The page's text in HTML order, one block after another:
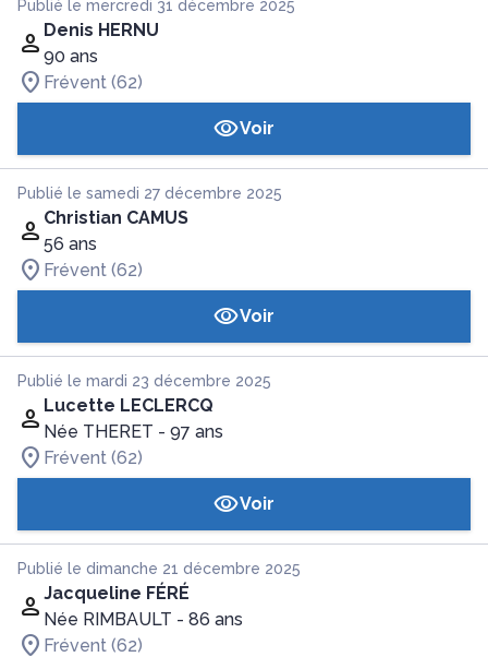
Publié le mercredi 31 décembre 2025
Denis HERNU
90 ans
Frévent (62)
Voir
Publié le samedi 27 décembre 2025
Christian CAMUS
56 ans
Frévent (62)
Voir
Publié le mardi 23 décembre 2025
Lucette LECLERCQ
Née THERET - 97 ans
Frévent (62)
Voir
Publié le dimanche 21 décembre 2025
Jacqueline FÉRÉ
Née RIMBAULT - 86 ans
Frévent (62)